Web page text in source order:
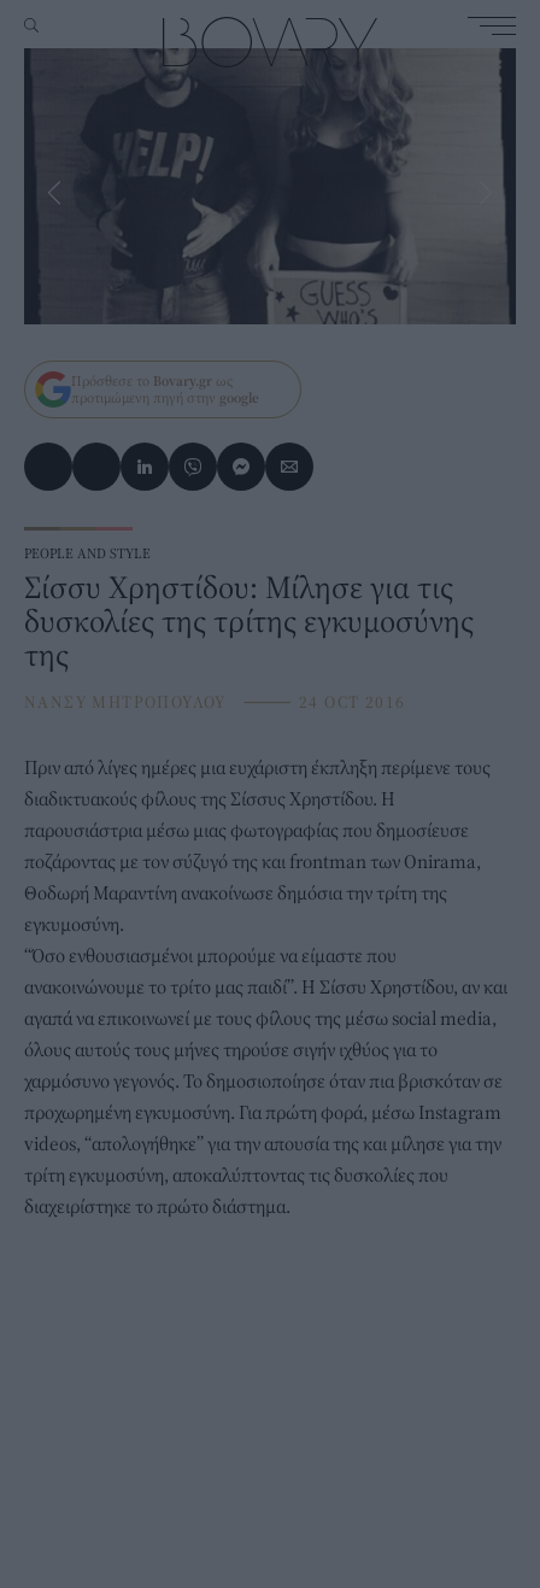
Πρόσθεσε το Bovary.gr ως
προτιμώμενη πηγή στην google
PEOPLE AND STYLE
Σίσσυ Χρηστίδου: Μίλησε για τις
δυσκολίες της τρίτης εγκυμοσύνης
της
ΝΑΝΣΥ ΜΗΤΡΟΠΟΥΛΟΥ ⸻ 24 OCT 2016
Πριν από λίγες ημέρες μια ευχάριστη έκπληξη περίμενε τους
διαδικτυακούς φίλους της Σίσσυς Χρηστίδου. Η
παρουσιάστρια μέσω μιας φωτογραφίας που δημοσίευσε
ποζάροντας με τον σύζυγό της και frontman των Onirama,
Θοδωρή Μαραντίνη ανακοίνωσε δημόσια την τρίτη της
εγκυμοσύνη.
“Όσο ενθουσιασμένοι μπορούμε να είμαστε που
ανακοινώνουμε το τρίτο μας παιδί”. Η Σίσσυ Χρηστίδου, αν και
αγαπά να επικοινωνεί με τους φίλους της μέσω social media,
όλους αυτούς τους μήνες τηρούσε σιγήν ιχθύος για το
χαρμόσυνο γεγονός. Το δημοσιοποίησε όταν πια βρισκόταν σε
προχωρημένη εγκυμοσύνη. Για πρώτη φορά, μέσω Instagram
videos, “απολογήθηκε” για την απουσία της και μίλησε για την
τρίτη εγκυμοσύνη, αποκαλύπτοντας τις δυσκολίες που
διαχειρίστηκε το πρώτο διάστημα.